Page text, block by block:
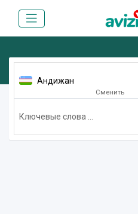
Андижан
Сменить